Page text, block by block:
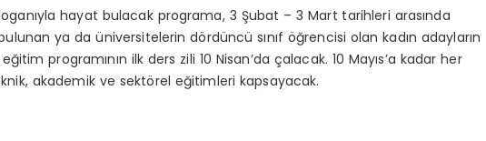
sloganıyla hayat bulacak programa, 3 Şubat – 3 Mart tarihleri arasında
ya da üniversitelerin dördüncü sınıf öğrencisi olan kadın adayların
programının ilk ders zili 10 Nisan’da çalacak. 10 Mayıs’a kadar her
akademik ve sektörel eğitimleri kapsayacak.